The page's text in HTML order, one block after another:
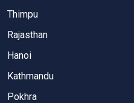
Thimpu
Rajasthan
Hanoi
Kathmandu
Pokhra